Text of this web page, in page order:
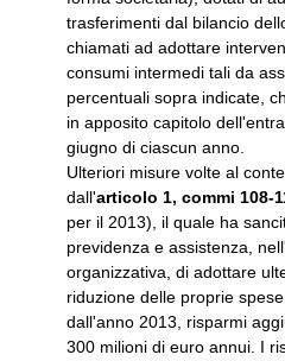
trasferimenti dal bilancio
chiamati ad adottare
consumi intermedi tali da
percentuali sopra indicate,
in apposito capitolo
giugno di ciascun anno.
Ulteriori misure volte al
dall'articolo 1, commi 108-
per il 2013), il quale ha
previdenza e assistenza,
organizzativa, di adottare
riduzione delle proprie
dall'anno 2013, risparmi
300 milioni di euro annui. I